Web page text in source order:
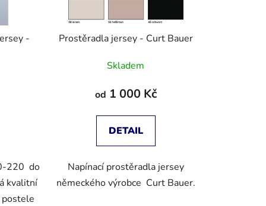
220 do
kvalitní
Prostěradla jersey - Curt Bauer
Skladem
od 1 000 Kč
DETAIL
Napínací prostěradla jersey
německého výrobce Curt Bauer.